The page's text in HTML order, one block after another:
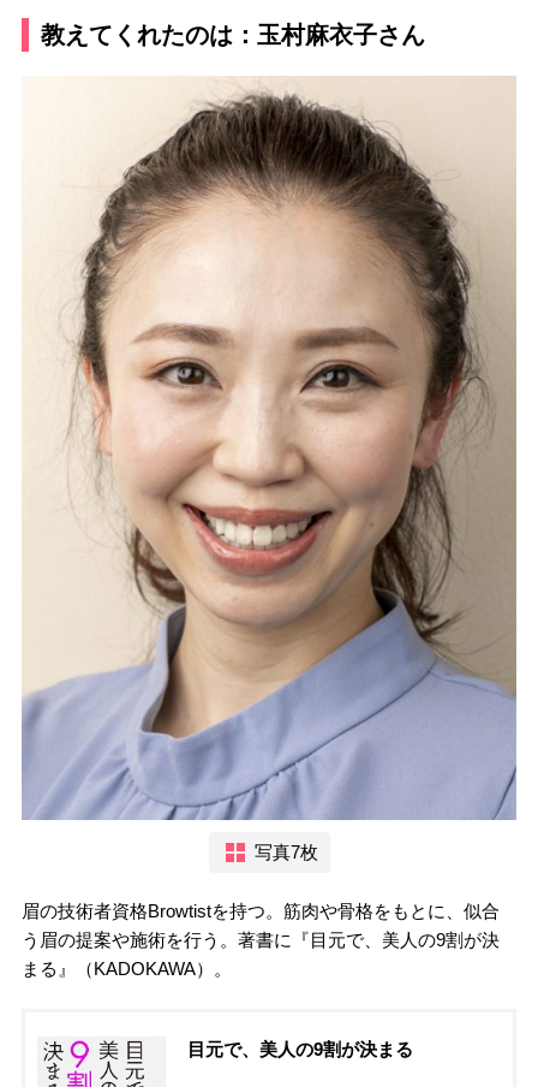
教えてくれたのは：玉村麻衣子さん
写真7枚
眉の技術者資格Browtistを持つ。筋肉や骨格をもとに、似合
う眉の提案や施術を行う。著書に『目元で、美人の9割が決
まる』（KADOKAWA）。
目元で、美人の9割が決まる